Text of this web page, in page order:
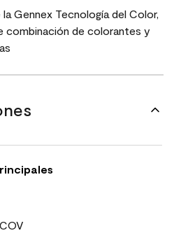
Gennex Tecnología del Color,
combinación de colorantes y